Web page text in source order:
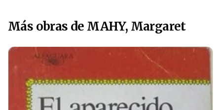
Más obras de MAHY, Margaret